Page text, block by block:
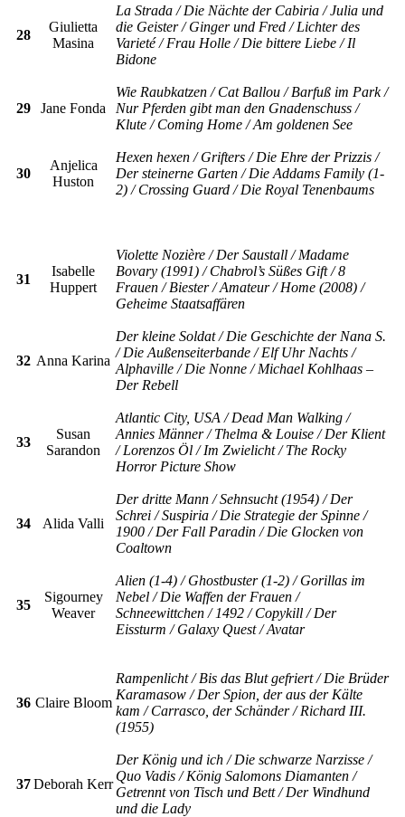
28
Giulietta
Masina
La Strada / Die Nächte der Cabiria / Julia und
die Geister / Ginger und Fred / Lichter des
Varieté / Frau Holle / Die bittere Liebe / Il
Bidone
29 Jane Fonda
Wie Raubkatzen / Cat Ballou / Barfuß im Park /
Nur Pferden gibt man den Gnadenschuss /
Klute / Coming Home / Am goldenen See
30
Anjelica
Huston
Hexen hexen / Grifters / Die Ehre der Prizzis /
Der steinerne Garten / Die Addams Family (1-
2) / Crossing Guard / Die Royal Tenenbaums
31
Isabelle
Huppert
Violette Nozière / Der Saustall / Madame
Bovary (1991) / Chabrol’s Süßes Gift / 8
Frauen / Biester / Amateur / Home (2008) /
Geheime Staatsaffären
32 Anna Karina
Der kleine Soldat / Die Geschichte der Nana S.
/ Die Außenseiterbande / Elf Uhr Nachts /
Alphaville / Die Nonne / Michael Kohlhaas –
Der Rebell
33
Susan
Sarandon
Atlantic City, USA / Dead Man Walking /
Annies Männer / Thelma & Louise / Der Klient
/ Lorenzos Öl / Im Zwielicht / The Rocky
Horror Picture Show
34 Alida Valli
Der dritte Mann / Sehnsucht (1954) / Der
Schrei / Suspiria / Die Strategie der Spinne /
1900 / Der Fall Paradin / Die Glocken von
Coaltown
35
Sigourney
Weaver
Alien (1-4) / Ghostbuster (1-2) / Gorillas im
Nebel / Die Waffen der Frauen /
Schneewittchen / 1492 / Copykill / Der
Eissturm / Galaxy Quest / Avatar
36 Claire Bloom
Rampenlicht / Bis das Blut gefriert / Die Brüder
Karamasow / Der Spion, der aus der Kälte
kam / Carrasco, der Schänder / Richard III.
(1955)
37Deborah Kerr
Der König und ich / Die schwarze Narzisse /
Quo Vadis / König Salomons Diamanten /
Getrennt von Tisch und Bett / Der Windhund
und die Lady